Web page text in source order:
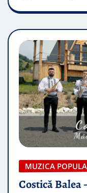
MUZICA
Costică Balea